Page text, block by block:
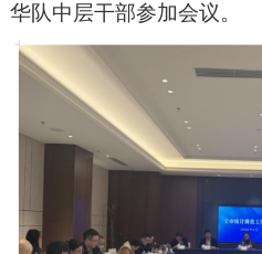
华队中层干部参加会议。